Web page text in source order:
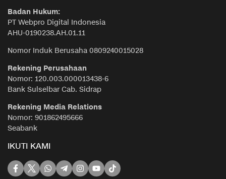
Badan Hukum:
PT Webpro Digital Indonesia
AHU-0190238.AH.01.11
Nomor Induk Berusaha 0809240015028
Rekening Perusahaan
Nomor: 120.003.000013438-6
Bank Sulselbar Cab. Sidrap
Rekening Media Relations
Nomor: 901862495666
Seabank
IKUTI KAMI